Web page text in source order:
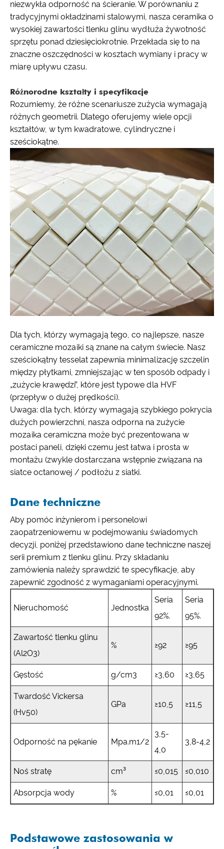
niezwykła odporność na ścieranie. W porównaniu z
tradycyjnymi okładzinami stalowymi, nasza ceramika o
wysokiej zawartości tlenku glinu wydłuża żywotność
sprzętu ponad dziesięciokrotnie. Przekłada się to na
znaczne oszczędności w kosztach wymiany i pracy w
miarę upływu czasu.
Różnorodne kształty i specyfikacje
Rozumiemy, że różne scenariusze zużycia wymagają
różnych geometrii. Dlatego oferujemy wiele opcji
kształtów, w tym kwadratowe, cylindryczne i
sześciokątne.
Dla tych, którzy wymagają tego, co najlepsze, nasze
ceramiczne mozaiki są znane na całym świecie. Nasz
sześciokątny tesselat zapewnia minimalizację szczelin
między płytkami, zmniejszając w ten sposób odpady i
„zużycie krawędzi”, które jest typowe dla HVF
(przepływ o dużej prędkości).
Uwaga: dla tych, którzy wymagają szybkiego pokrycia
dużych powierzchni, nasza odporna na zużycie
mozaika ceramiczna może być prezentowana w
postaci paneli, dzięki czemu jest łatwa i prosta w
montażu (zwykle dostarczana wstępnie związana na
siatce octanowej / podłożu z siatki.
Dane techniczne
Aby pomóc inżynierom i personelowi
zaopatrzeniowemu w podejmowaniu świadomych
decyzji, poniżej przedstawiono dane techniczne naszej
serii premium z tlenku glinu. Przy składaniu
zamówienia należy sprawdzić te specyfikacje, aby
zapewnić zgodność z wymaganiami operacyjnymi.
Nieruchomość Jednostka
Seria
92%.
Seria
95%.
Zawartość tlenku glinu
(Al2O3)
% ≥92 ≥95
Gęstość g/cm3 ≥3,60 ≥3,65
Twardość Vickersa
(Hv50)
GPa ≥10,5 ≥11,5
Odporność na pękanie Mpa.m1/2
3,5-
4,0
3,8-4,2
Noś stratę cm³ ≤0,015 ≤0,010
Absorpcja wody % ≤0,01 ≤0,01
Podstawowe zastosowania w